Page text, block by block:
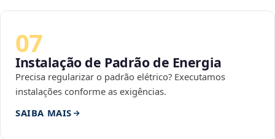
07
Instalação de Padrão de Energia
Precisa regularizar o padrão elétrico? Executamos
instalações conforme as exigências.
SAIBA MAIS